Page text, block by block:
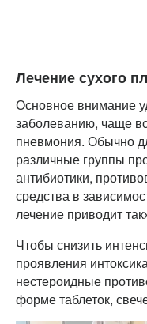
Лечение сухого
Основное внимание
заболеванию, чаще
пневмония. Обычно
различные группы
антибиотики,
средства в
лечение приводит
Чтобы снизить
проявления
нестероидные
форме таблеток,